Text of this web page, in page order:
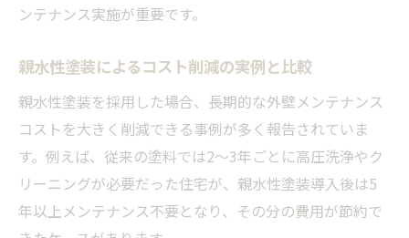
ンテナンス実施が重要です。
親水性塗装によるコスト削減の実例と比較
親水性塗装を採用した場合、長期的な外壁メンテナンス
コストを大きく削減できる事例が多く報告されていま
す。例えば、従来の塗料では2〜3年ごとに高圧洗浄やク
リーニングが必要だった住宅が、親水性塗装導入後は5
年以上メンテナンス不要となり、その分の費用が節約で